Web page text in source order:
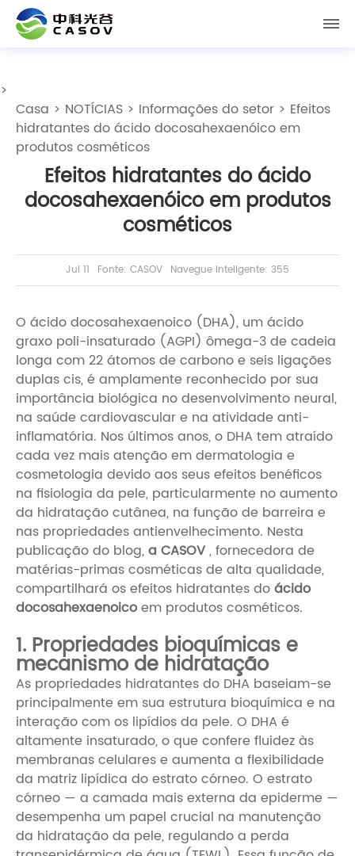
>
Casa > NOTÍCIAS > Informações do setor > Efeitos
hidratantes do ácido docosahexaenóico em
produtos cosméticos
Efeitos hidratantes do ácido
docosahexaenóico em produtos
cosméticos
Jul 11 Fonte: CASOV Navegue inteligente: 355
O ácido docosahexaenoico (DHA), um ácido
graxo poli-insaturado (AGPI) ômega-3 de cadeia
longa com 22 átomos de carbono e seis ligações
duplas cis, é amplamente reconhecido por sua
importância biológica no desenvolvimento neural,
na saúde cardiovascular e na atividade anti-
inflamatória. Nos últimos anos, o DHA tem atraído
cada vez mais atenção em dermatologia e
cosmetologia devido aos seus efeitos benéficos
na fisiologia da pele, particularmente no aumento
da hidratação cutânea, na função de barreira e
nas propriedades antienvelhecimento. Nesta
publicação do blog,a CASOV, fornecedora de
matérias-primas cosméticas de alta qualidade,
compartilhará os efeitos hidratantes doácido
docosahexaenoicoem produtos cosméticos.
1. Propriedades bioquímicas e
mecanismo de hidratação
As propriedades hidratantes do DHA baseiam-se
principalmente em sua estrutura bioquímica e na
interação com os lipídios da pele. O DHA é
altamente insaturado, o que confere fluidez às
membranas celulares e aumenta a flexibilidade
da matriz lipídica do estrato córneo. O estrato
córneo — a camada mais externa da epiderme —
desempenha um papel crucial na manutenção
da hidratação da pele, regulando a perda